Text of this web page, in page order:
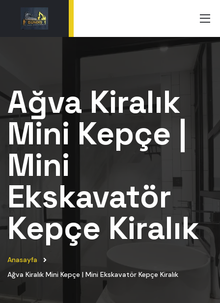
Ağva Kiralık
Mini Kepçe |
Mini
Ekskavatör
Kepçe Kiralık
Anasayfa
Ağva Kiralık Mini Kepçe | Mini Ekskavatör Kepçe Kiralık